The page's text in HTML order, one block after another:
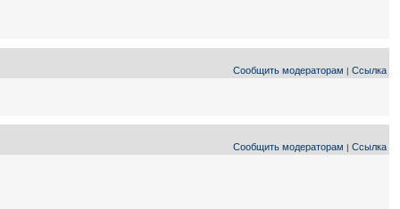
Сообщить модераторам Ссылка
Сообщить модераторам Ссылка